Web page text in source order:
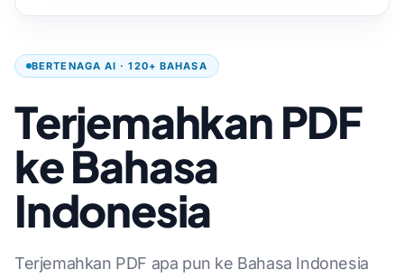
BERTENAGA AI · 120+ BAHASA
Terjemahkan PDF
ke Bahasa
Indonesia
Terjemahkan PDF apa pun ke Bahasa Indonesia